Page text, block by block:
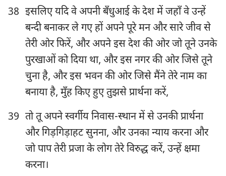
38 इसलिए यदि वे अपनी बँधुआई के देश में जहाँ वे उन्हें
बन्दी बनाकर ले गए हों अपने पूरे मन और सारे जीव से
तेरी ओर फिरें, और अपने इस देश की ओर जो तूने उनके
पुरखाओं को दिया था, और इस नगर की ओर जिसे तूने
चुना है, और इस भवन की ओर जिसे मैंने तेरे नाम का
बनाया है, मुँह किए हुए तुझसे प्रार्थना करें,
39 तो तू अपने स्वर्गीय निवास-स्थान में से उनकी प्रार्थना
और गिड़गिड़ाहट सुनना, और उनका न्याय करना और
जो पाप तेरी प्रजा के लोग तेरे विरुद्ध करें, उन्हें क्षमा
करना।